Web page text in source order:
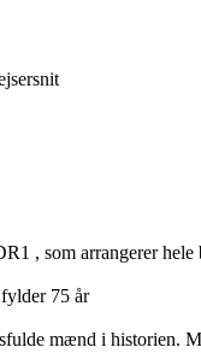
, som arrangerer hele
75 år
mænd i historien.